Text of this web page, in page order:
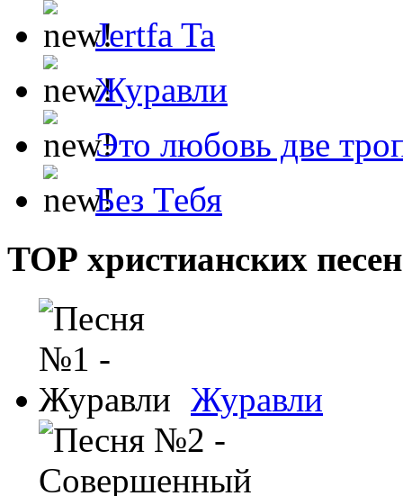
Jertfa Ta
Журавли
Это любовь две
Без Тебя
ТОР христианских песен
Журавли